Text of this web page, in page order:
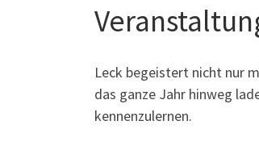
Leck begeistert nicht nur
das ganze Jahr hinweg
kennenzulernen.